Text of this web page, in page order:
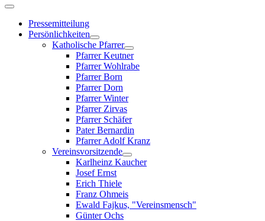
Pressemitteilung
Persönlichkeiten
Katholische Pfarrer
Pfarrer Keutner
Pfarrer Wohlrabe
Pfarrer Born
Pfarrer Dorn
Pfarrer Winter
Pfarrer Zirvas
Pfarrer Schäfer
Pater Bernardin
Pfarrer Adolf Kranz
Vereinsvorsitzende
Karlheinz Kaucher
Josef Ernst
Erich Thiele
Franz Ohmeis
Ewald Fajkus, "Vereinsmensch"
Günter Ochs